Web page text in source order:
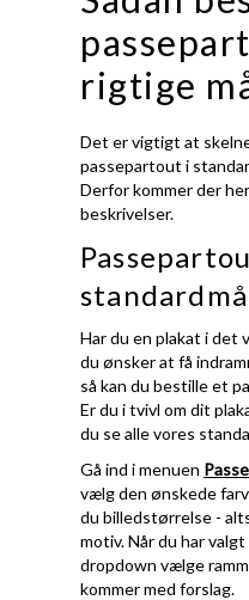
rigtige
Det er vigtigt at
passepartout i
Derfor kommer der
beskrivelser.
Har du en plakat i det
du ønsker at få
så kan du bestille et
Er du i tvivl om dit
du se alle vores
Gå ind i menuen
vælg den ønskede
du billedstørrelse -
motiv. Når du har
dropdown vælge
kommer med forslag.